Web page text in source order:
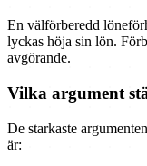
En välförberedd
lyckas höja sin lön.
avgörande.
Vilka argument
De starkaste
är: